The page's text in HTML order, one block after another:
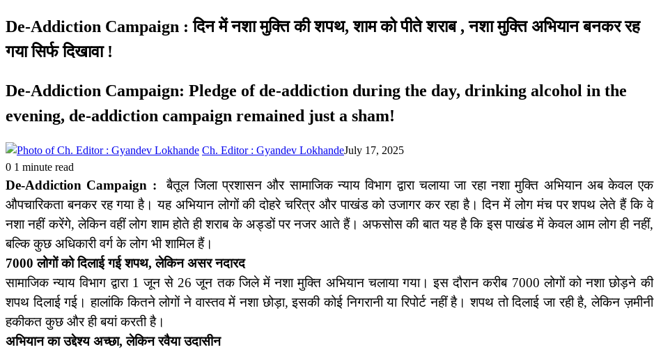
De-Addiction Campaign : दिन में नशा मुक्ति की शपथ, शाम को पीते शराब , नशा मुक्ति अभियान बनकर रह
गया सिर्फ दिखावा !
De-Addiction Campaign: Pledge of de-addiction during the day, drinking alcohol in the
evening, de-addiction campaign remained just a sham!
Ch. Editor : Gyandev LokhandeJuly 17, 2025
0 1 minute read
De-Addiction Campaign :
बैतूल जिला प्रशासन और सामाजिक न्याय विभाग द्वारा चलाया जा रहा नशा मुक्ति अभियान अब केवल एक
औपचारिकता बनकर रह गया है। यह अभियान लोगों की दोहरे चरित्र और पाखंड को उजागर कर रहा है। दिन में लोग मंच पर शपथ लेते हैं कि वे
नशा नहीं करेंगे, लेकिन वहीं लोग शाम होते ही शराब के अड्डों पर नजर आते हैं। अफसोस की बात यह है कि इस पाखंड में केवल आम लोग ही नहीं,
बल्कि कुछ अधिकारी वर्ग के लोग भी शामिल हैं।
7000 लोगों को दिलाई गई शपथ, लेकिन असर नदारद
सामाजिक न्याय विभाग द्वारा 1 जून से 26 जून तक जिले में नशा मुक्ति अभियान चलाया गया। इस दौरान करीब 7000 लोगों को नशा छोड़ने की
शपथ दिलाई गई। हालांकि कितने लोगों ने वास्तव में नशा छोड़ा, इसकी कोई निगरानी या रिपोर्ट नहीं है। शपथ तो दिलाई जा रही है, लेकिन ज़मीनी
हकीकत कुछ और ही बयां करती है।
अभियान का उद्देश्य अच्छा, लेकिन रवैया उदासीन